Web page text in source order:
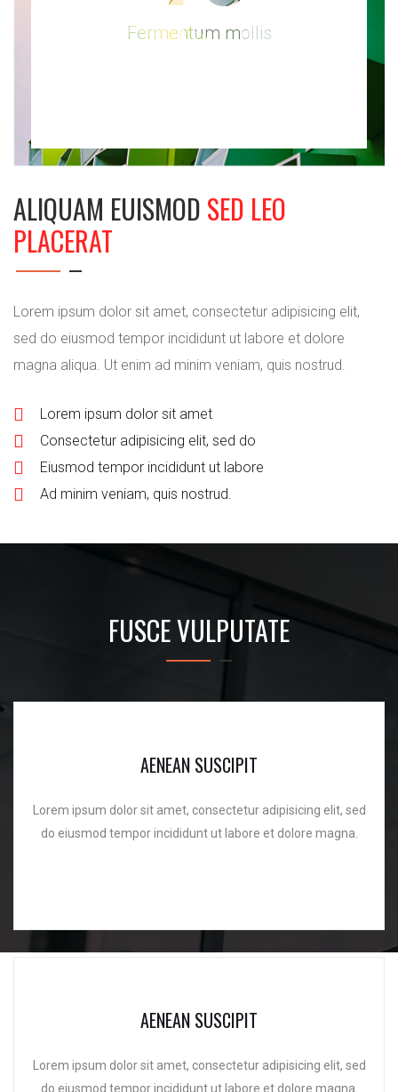
Fermentum mollis
ALIQUAM EUISMOD SED LEO
PLACERAT
Lorem ipsum dolor sit amet, consectetur adipisicing elit,
sed do eiusmod tempor incididunt ut labore et dolore
magna aliqua. Ut enim ad minim veniam, quis nostrud.
Lorem ipsum dolor sit amet
Consectetur adipisicing elit, sed do
Eiusmod tempor incididunt ut labore
Ad minim veniam, quis nostrud.
FUSCE VULPUTATE
AENEAN SUSCIPIT
Lorem ipsum dolor sit amet, consectetur adipisicing elit, sed
do eiusmod tempor incididunt ut labore et dolore magna.
AENEAN SUSCIPIT
Lorem ipsum dolor sit amet, consectetur adipisicing elit, sed
do eiusmod tempor incididunt ut labore et dolore magna.